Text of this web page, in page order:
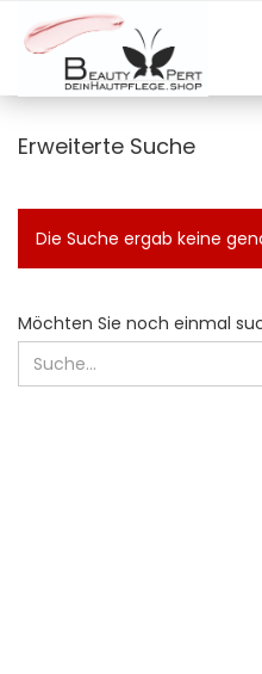
Erweiterte Suche
Die Suche ergab keine
MÖCHTEN
SIE
NOCH
EINMAL
Möchten Sie noch einmal